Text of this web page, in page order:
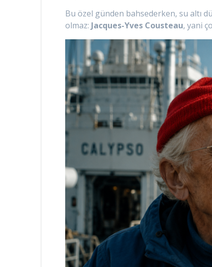
Bu özel günden bahsederken, su altı
olmaz: Jacques-Yves Cousteau, yani